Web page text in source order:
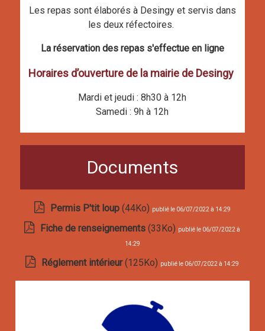
Les repas sont élaborés à Desingy et servis dans
les deux réfectoires.
La réservation des repas s'effectue en ligne
Horaires d’ouverture de la mairie de Desingy
Mardi et jeudi : 8h30 à 12h
Samedi : 9h à 12h
Documents
Permis P'tit loup(44Ko) publié le 06/07/2022 à 14:29
Fiche de renseignements(33Ko) publié le 06/07/2022 à
14:29
Réglement intérieur(125Ko) publié le 06/07/2022 à 14:29